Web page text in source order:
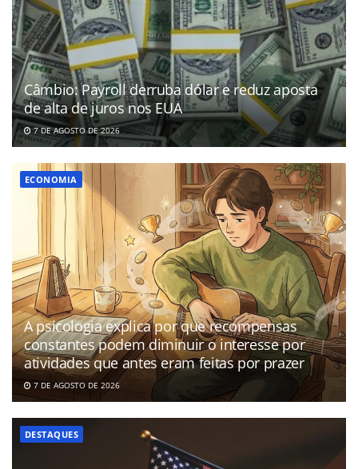
Câmbio: Payroll derruba dólar e reduz aposta
de alta de juros nos EUA
7 DE AGOSTO DE 2026
ECONOMIA
A psicologia explica por que recompensas
constantes podem diminuir o interesse por
atividades que antes eram feitas por prazer
7 DE AGOSTO DE 2026
DESTAQUES